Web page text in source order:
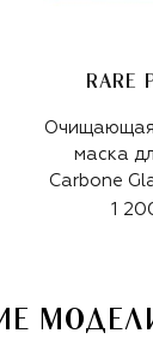
RARE
Очищающая
маска
Carbone
1